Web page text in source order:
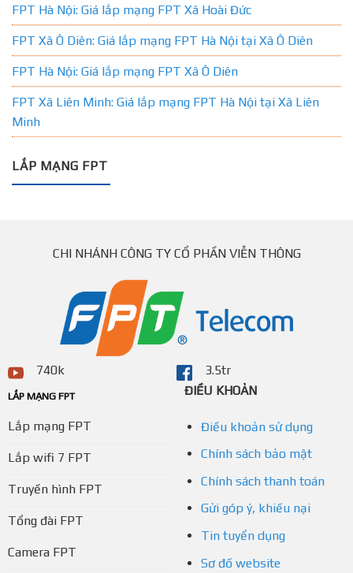
FPT Hà Nội: Giá lắp mạng FPT Xã Hoài Đức
FPT Xã Ô Diên: Giá lắp mạng FPT Hà Nội tại Xã Ô Diên
FPT Hà Nội: Giá lắp mạng FPT Xã Ô Diên
FPT Xã Liên Minh: Giá lắp mạng FPT Hà Nội tại Xã Liên
Minh
LẮP MẠNG FPT
CHI NHÁNH CÔNG TY CỔ PHẦN VIỄN THÔNG
740k 3.5tr
LẮP MẠNG FPT
Lắp mạng FPT
Lắp wifi 7 FPT
Truyền hình FPT
Tổng đài FPT
Camera FPT
ĐIỀU KHOẢN
Điều khoản sử dụng
Chính sách bảo mật
Chính sách thanh toán
Gửi góp ý, khiếu nại
Tin tuyển dụng
Sơ đồ website